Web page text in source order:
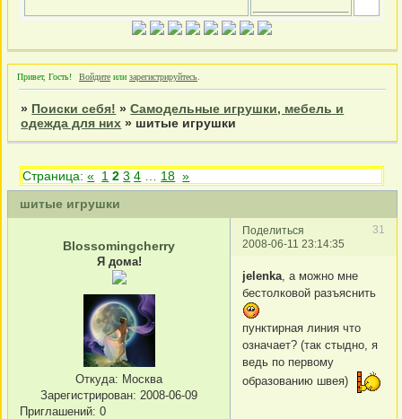
Привет, Гость! Войдите или зарегистрируйтесь
» Поиски себя! »Самодельные игрушки, мебель и
одежда для них » шитые игрушки
шитые игрушки
Страница:« 1 2 3 4 18 »
Поделиться
31
2008-06-11 23:14:35
Blossomingcherry
Я дома!
Откуда: Москва
Зарегистрирован: 2008-06-09
Приглашений: 0
jelenka , а можно мне
бестолковой разъяснить
пунктирная линия что
означает? (так стыдно, я
ведь по первому
образованию швея)